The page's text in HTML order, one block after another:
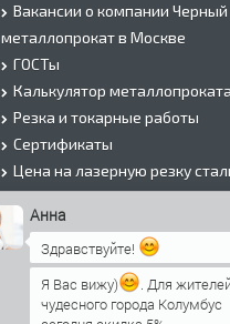
Вакансии о компании Черный
металлопрокат в Москве
ГОСТы
Калькулятор металлопроката
Резка и токарные работы
Сертификаты
Цена на лазерную резку
Цена на плазменую резку
Цена на резку газом или
О Компании
Информация о доставке
Политика безопасности
Анна
Здравствуйте!
Я Вас вижу)
. Для
чудесного города Колумбус